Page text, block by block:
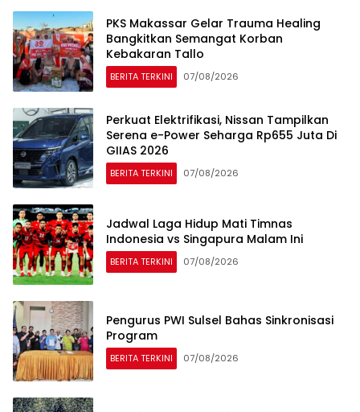
PKS Makassar Gelar Trauma Healing
Bangkitkan Semangat Korban
Kebakaran Tallo
BERITA TERKINI 07/08/2026
Perkuat Elektrifikasi, Nissan Tampilkan
Serena e-Power Seharga Rp655 Juta Di
GIIAS 2026
BERITA TERKINI 07/08/2026
Jadwal Laga Hidup Mati Timnas
Indonesia vs Singapura Malam Ini
BERITA TERKINI 07/08/2026
Pengurus PWI Sulsel Bahas Sinkronisasi
Program
BERITA TERKINI 07/08/2026